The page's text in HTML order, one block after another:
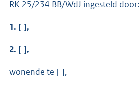
RK 25/234 BB/WdJ ingesteld door:
1. [ ],
2. [ ],
wonende te [ ],